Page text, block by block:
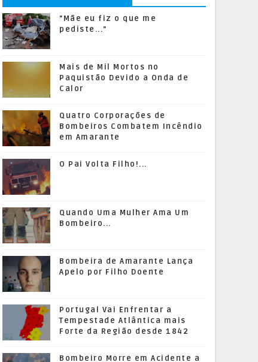
"Mãe eu fiz o que me
pediste..."
Mais de Mil Mortos no
Paquistão Devido a Onda de
Calor
Quatro Corporações de
Bombeiros Combatem Incêndio
em Amarante
O Pai Volta Filho!...
Quando Uma Mulher Ama Um
Bombeiro...
Bombeira de Amarante Lança
Apelo por Filho Doente
Portugal Vai Enfrentar a
Tempestade Atlântica mais
Forte da Região desde 1842
Bombeiro Morre em Acidente a